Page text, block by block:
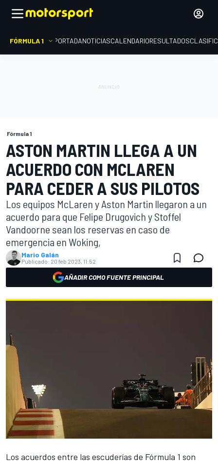
FÓRMULA 1 PORTADANOTICIASCALENDARIORESULTADOS
Fórmula 1
ASTON MARTIN LLEGA A UN
ACUERDO CON MCLAREN
PARA CEDER A SUS PILOTOS
Los equipos McLaren y Aston Martin llegaron a un
acuerdo para que Felipe Drugovich y Stoffel
Vandoorne sean los reservas en caso de
emergencia en Woking,
Mario Galán
Publicado: 20 feb 2023, 11:52
AÑADIR COMO FUENTE PRINCIPAL
Los acuerdos entre las escuderías de Fórmula 1 son